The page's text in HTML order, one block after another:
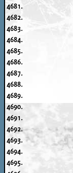
4681.
4682.
4683.
4684.
4685.
4686.
4687.
4688.
4689.
4690.
4691.
4692.
4693.
4694.
4695.